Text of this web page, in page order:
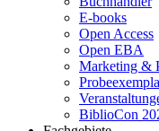
E-books
Open Access
Open EBA
Marketing &
BiblioCon